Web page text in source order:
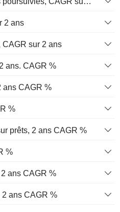
2 ans
CAGR sur 2 ans
ans. CAGR %
ans CAGR %
%
prêts, 2 ans CAGR %
%
ans CAGR %
ans CAGR %